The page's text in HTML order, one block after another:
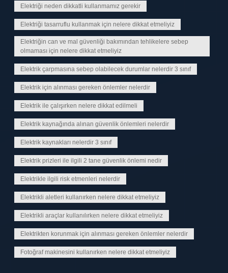
Elektriği neden dikkatli kullanmamız gerekir
Elektriği tasarruflu kullanmak için nelere dikkat etmeliyiz
Elektriğin can ve mal güvenliği bakımından tehlikelere sebep
olmaması için nelere dikkat etmeliyiz
Elektrik çarpmasına sebep olabilecek durumlar nelerdir 3 sınıf
Elektrik için alınması gereken önlemler nelerdir
Elektrik ile çalışırken nelere dikkat edilmeli
Elektrik kaynağında alınan güvenlik önlemleri nelerdir
Elektrik kaynakları nelerdir 3 sınıf
Elektrik prizleri ile ilgili 2 tane güvenlik önlemi nedir
Elektrikle ilgili risk etmenleri nelerdir
Elektrikli aletleri kullanırken nelere dikkat etmeliyiz
Elektrikli araçlar kullanılırken nelere dikkat etmeliyiz
Elektrikten korunmak için alınması gereken önlemler nelerdir
Fotoğraf makinesini kullanırken nelere dikkat etmeliyiz